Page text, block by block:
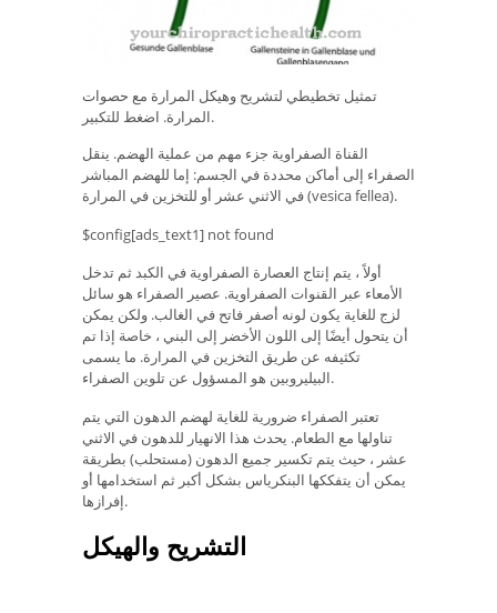
تمثيل تخطيطي لتشريح وهيكل المرارة مع حصوات
المرارة. اضغط للتكبير.
القناة الصفراوية جزء مهم من عملية الهضم. ينقل
الصفراء إلى أماكن محددة في الجسم: إما للهضم المباشر
في الاثني عشر أو للتخزين في المرارة (vesica fellea).
$config[ads_text1] not found
أولاً ، يتم إنتاج العصارة الصفراوية في الكبد ثم تدخل
الأمعاء عبر القنوات الصفراوية. عصير الصفراء هو سائل
لزج للغاية يكون لونه أصفر فاتح في الغالب. ولكن يمكن
أن يتحول أيضًا إلى اللون الأخضر إلى البني ، خاصة إذا تم
تكثيفه عن طريق التخزين في المرارة. ما يسمى
البيليروبين هو المسؤول عن تلوين الصفراء.
تعتبر الصفراء ضرورية للغاية لهضم الدهون التي يتم
تناولها مع الطعام. يحدث هذا الانهيار للدهون في الاثني
عشر ، حيث يتم تكسير جميع الدهون (مستحلب) بطريقة
يمكن أن يتفككها البنكرياس بشكل أكبر ثم استخدامها أو
إفرازها.
التشريح والهيكل